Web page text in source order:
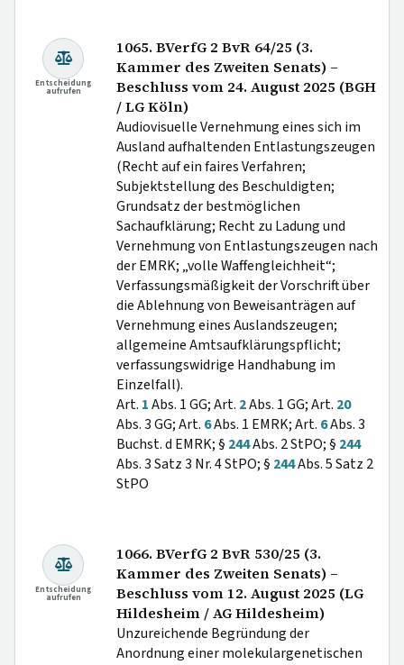
Entscheidung
aufrufen
1065. BVerfG 2 BvR 64/25 (3.
Kammer des Zweiten Senats) –
Beschluss vom 24. August 2025 (BGH
/ LG Köln)
Audiovisuelle Vernehmung eines sich im
Ausland aufhaltenden Entlastungszeugen
(Recht auf ein faires Verfahren;
Subjektstellung des Beschuldigten;
Grundsatz der bestmöglichen
Sachaufklärung; Recht zu Ladung und
Vernehmung von Entlastungszeugen nach
der EMRK; „volle Waffengleichheit“;
Verfassungsmäßigkeit der Vorschrift über
die Ablehnung von Beweisanträgen auf
Vernehmung eines Auslandszeugen;
allgemeine Amtsaufklärungspflicht;
verfassungswidrige Handhabung im
Einzelfall).
Art. 1Abs. 1 GG; Art. 2Abs. 1 GG; Art. 20
Abs. 3 GG; Art. 6Abs. 1 EMRK; Art. 6Abs. 3
Buchst. d EMRK; § 244Abs. 2 StPO; § 244
Abs. 3 Satz 3 Nr. 4 StPO; § 244Abs. 5 Satz 2
StPO
Entscheidung
aufrufen
1066. BVerfG 2 BvR 530/25 (3.
Kammer des Zweiten Senats) –
Beschluss vom 12. August 2025 (LG
Hildesheim / AG Hildesheim)
Unzureichende Begründung der
Anordnung einer molekulargenetischen